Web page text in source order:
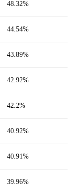
48.32%
44.54%
43.89%
42.92%
42.2%
40.92%
40.91%
39.96%